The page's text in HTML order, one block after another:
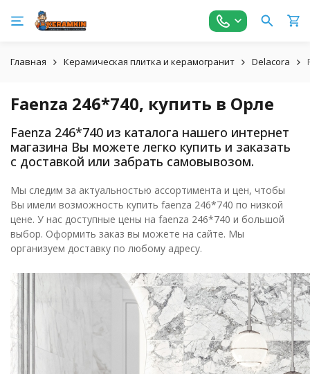
Главная Керамическая плитка и керамогранит Delacora
Faenza 246*740, купить в Орле
Faenza 246*740 из каталога нашего интернет
магазина Вы можете легко купить и заказать
с доставкой или забрать самовывозом.
Мы следим за актуальностью ассортимента и цен, чтобы
Вы имели возможность купить faenza 246*740 по низкой
цене. У нас доступные цены на faenza 246*740 и большой
выбор. Оформить заказ вы можете на сайте. Мы
организуем доставку по любому адресу.